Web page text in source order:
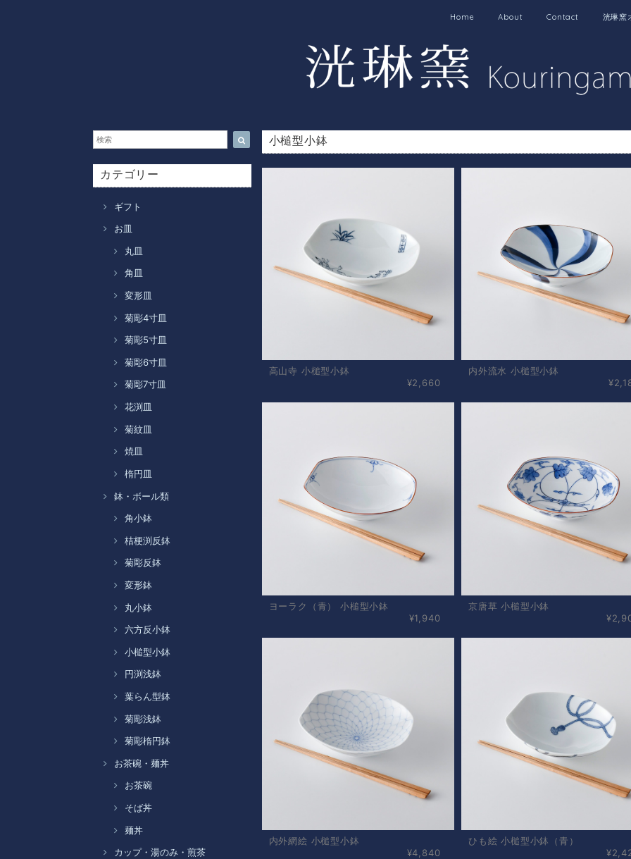
Home About Contact 洸琳窯
カテゴリー
ギフト
お皿
丸皿
角皿
変形皿
菊彫4寸皿
菊彫5寸皿
菊彫6寸皿
菊彫7寸皿
花渕皿
菊紋皿
焼皿
楕円皿
鉢・ボール類
角小鉢
桔梗渕反鉢
菊彫反鉢
変形鉢
丸小鉢
六方反小鉢
小槌型小鉢
円渕浅鉢
葉らん型鉢
菊彫浅鉢
菊彫楕円鉢
お茶碗・麺丼
お茶碗
そば丼
麺丼
カップ・湯のみ・煎茶
小槌型小鉢
高山寺 小槌型小鉢
¥2,660
内外流水 小槌型小鉢
ヨーラク（青） 小槌型小鉢
¥1,940
京唐草 小槌型小鉢
内外網絵 小槌型小鉢
¥4,840
ひも絵 小槌型小鉢（青）